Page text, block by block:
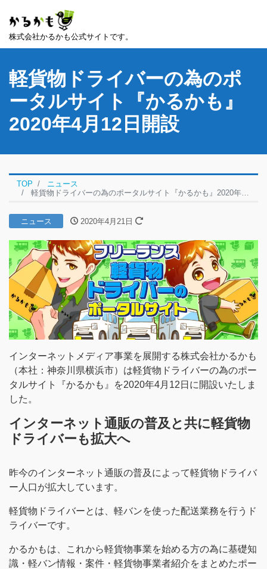
株式会社かるかも公式サイトです。
軽貨物ドライバーの為のポ
ータルサイト『かるかも』
2020年4月12日開設
TOP
ニュース
軽貨物ドライバーの為のポータルサイト『かるかも』2020年4月12日開設
ニュース 2020年4月21日
インターネットメディア事業を展開する株式会社かるかも
（本社：神奈川県横浜市）は軽貨物ドライバーの為のポー
タルサイト『かるかも』を2020年4月12日に開設いたしま
した。
インターネット通販の普及と共に軽貨物
ドライバーも拡大へ
昨今のインターネット通販の普及によって軽貨物ドライバ
ー人口が拡大しています。
軽貨物ドライバーとは、軽バンを使った配送業務を行うド
ライバーです。
かるかもは、これから軽貨物事業を始める方の為に基礎知
識・軽バン情報・案件・軽貨物事業者紹介をまとめたポー